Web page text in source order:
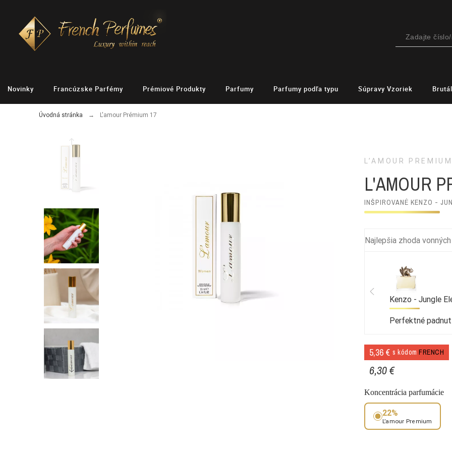
Novinky Francúzske Parfémy Prémiové Produkty Parfumy Parfumy podľa typu Súpravy Vzoriek
Úvodná stránka L'amour Prémium 17
L’AMOUR PREMIUM
L'AMOUR
INŠPIROVANÉ KENZO -
Najlepšia zhoda
Kenzo - Jungle
Perfektné
5,36 € s kódom FRENCH
6,30 €
Koncentrácia parfumácie
22%
L’amour Premium